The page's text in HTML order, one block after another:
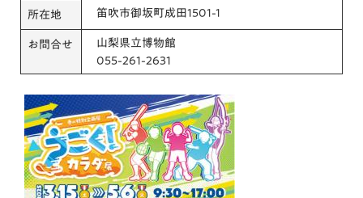
所在地 笛吹市御坂町成田1501-1
お問合せ
山梨県立博物館
055-261-2631